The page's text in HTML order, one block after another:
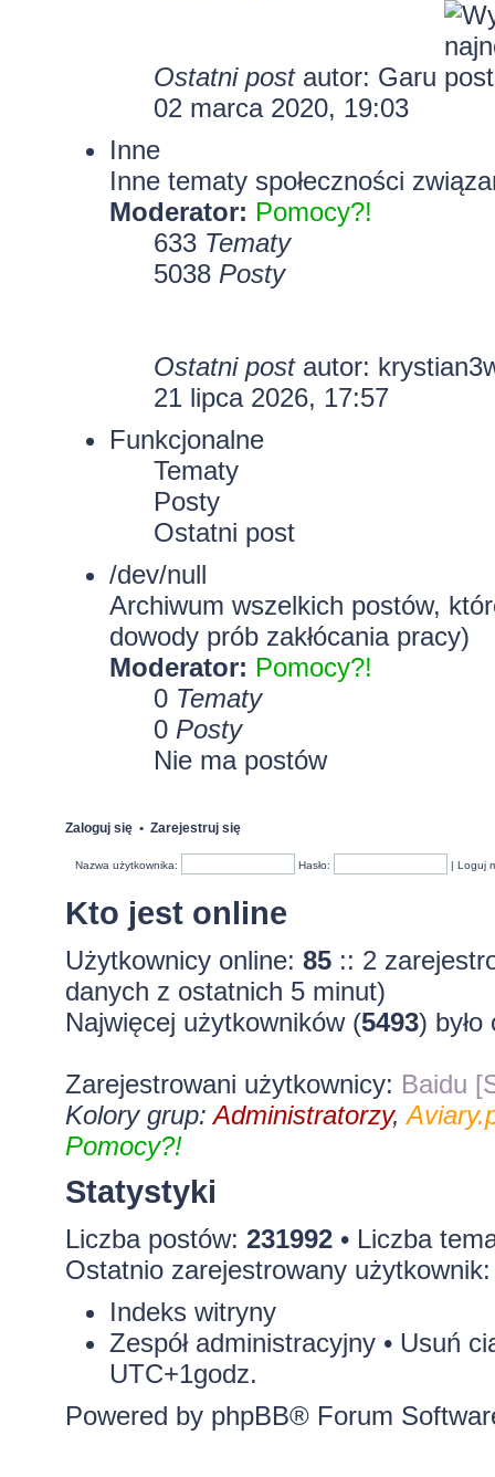
Ostatni postautor: Garu
02 marca 2020, 19:03
Inne
Inne tematy społeczności
Moderator: Pomocy?!
633 Tematy
5038 Posty
Ostatni postautor:
21 lipca 2026, 17:57
Funkcjonalne
Tematy
Posty
Ostatni post
/dev/null
Archiwum wszelkich postów,
dowody prób zakłócania pracy)
Moderator: Pomocy?!
0 Tematy
0 Posty
Nie ma postów
Zaloguj się• Zarejestruj się
Nazwa użytkownika: Hasło: |Loguj
Kto jest online
Użytkownicy online: 85:: 2
danych z ostatnich 5 minut)
Najwięcej użytkowników (5493)
Zarejestrowani użytkownicy: Baidu
Kolory grup:Administratorzy,
Pomocy?!
Statystyki
Liczba postów: 231992• Liczba
Ostatnio zarejestrowany
Indeks witryny
Zespół administracyjny• Usuń
UTC+1godz.
Powered by phpBB® Forum